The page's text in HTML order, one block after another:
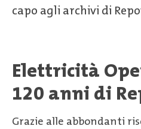
capo agli archivi di
Elettricità
120 anni di
Grazie alle abbondanti